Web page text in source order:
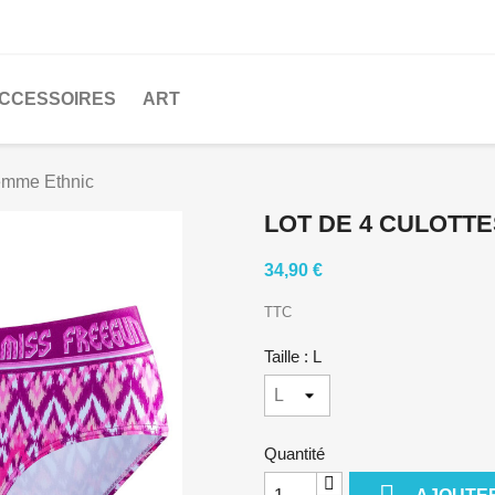
ART
Ethnic
LOT DE 4
34,90 €
TTC
Taille : L
Quantité